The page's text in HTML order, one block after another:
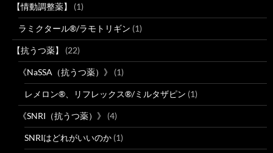
【情動調整薬】 (1)
ラミクタール®/ラモトリギン (1)
【抗うつ薬】 (22)
《NaSSA（抗うつ薬）》 (1)
レメロン®、リフレックス®/ミルタザピン (1)
《SNRI（抗うつ薬）》 (4)
SNRIはどれがいいのか (1)